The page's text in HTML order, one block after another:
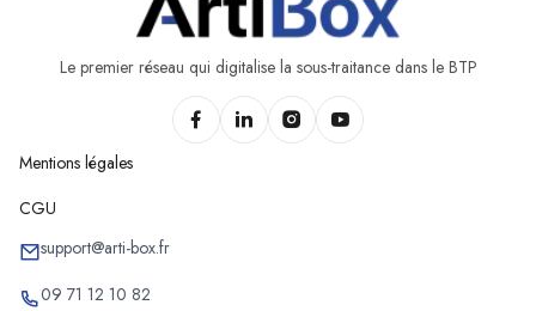
Le premier réseau qui digitalise la sous-traitance dans le BTP
Mentions légales
CGU
support@arti-box.fr
09 71 12 10 82